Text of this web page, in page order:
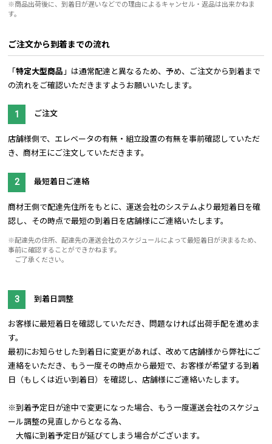
※商品出荷後に、到着日が遅いなどでの理由によるキャンセル・返品は出来かねま
す。
ご注文から到着までの流れ
「特定大型商品 」は通常配達と異なるため、予め、ご注文から到着まで
の流れをご確認いただきますようお願いいたします。
ご注文
店舗様側で、エレベータの有無・組立設置の有無を事前確認していただ
き、商材王にご注文していただきます。
最短着日ご連絡
商材王側で配達先住所をもとに、運送会社のシステムより最短着日を確
認し、その時点で最短の到着日を店舗様にご連絡いたします。
※配達先の住所、配達先の運送会社のスケジュールによって最短着日が決まるため、
事前に確認することができかねます。
ご了承ください。
到着日調整
お客様に最短着日を確認していただき、問題なければ出荷手配を進めま
す。
最初にお知らせした到着日に変更があれば、改めて店舗様から弊社にご
連絡をいただき、もう一度その時点から最短で、お客様が希望する到着
日（もしくは近い到着日）を確認し、店舗様にご連絡いたします。
※到着予定日が途中で変更になった場合、もう一度運送会社のスケジュ
ール調整の見直しからとなる為、
大幅に到着予定日が延びてしまう場合がございます。